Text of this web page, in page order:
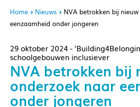
Home Nieuws
NVA betrokken bij
eenzaamheid onder jongeren
29 oktober 2024 -
schoolgebouwen inclusiever
NVA betrokken bij
onderzoek naar
onder jongeren